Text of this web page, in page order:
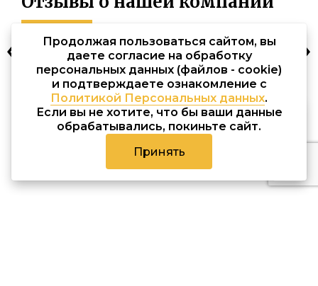
Как заказать проект?
Этапы работы от идеи до монтажа
Продолжая пользоваться сайтом, вы
даете согласие на обработку
персональных данных (файлов - cookie)
и подтверждаете ознакомление с
Политикой Персональных данных.
Если вы не хотите, что бы ваши данные
обрабатывались, покиньте сайт.
Принять